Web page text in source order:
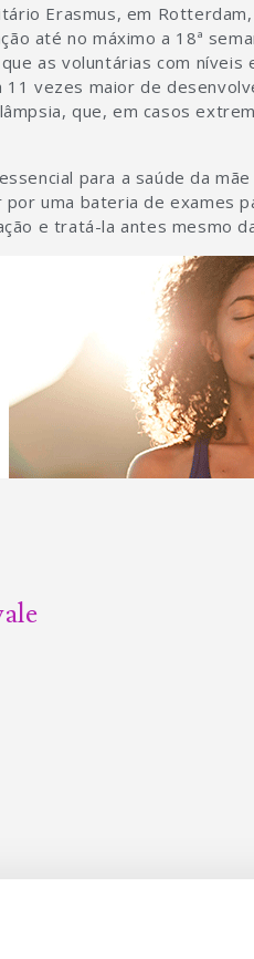
Erasmus, em Rotterdam,
até no máximo a 18ª
as voluntárias com níveis
vezes maior de
que, em casos
para a saúde da
uma bateria de exames
e tratá-la antes mesmo